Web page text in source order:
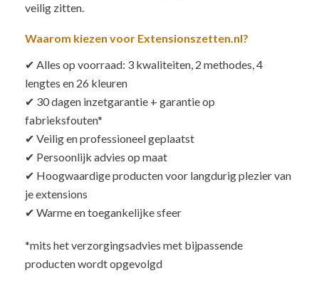
veilig zitten.
Waarom kiezen voor Extensionszetten.nl?
✔ Alles op voorraad: 3 kwaliteiten, 2 methodes, 4
lengtes en 26 kleuren
✔ 30 dagen inzetgarantie + garantie op
fabrieksfouten*
✔ Veilig en professioneel geplaatst
✔ Persoonlijk advies op maat
✔ Hoogwaardige producten voor langdurig plezier van
je extensions
✔ Warme en toegankelijke sfeer
*mits het verzorgingsadvies met bijpassende
producten wordt opgevolgd